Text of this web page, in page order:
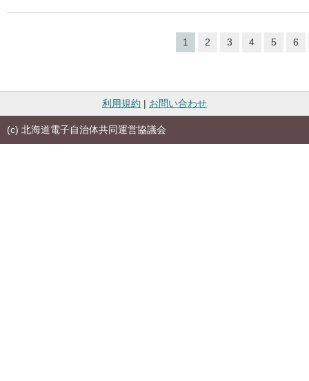
1 2 3 4 5 6
利用規約 | お問い合わせ
(c) 北海道電子自治体共同運営協議会